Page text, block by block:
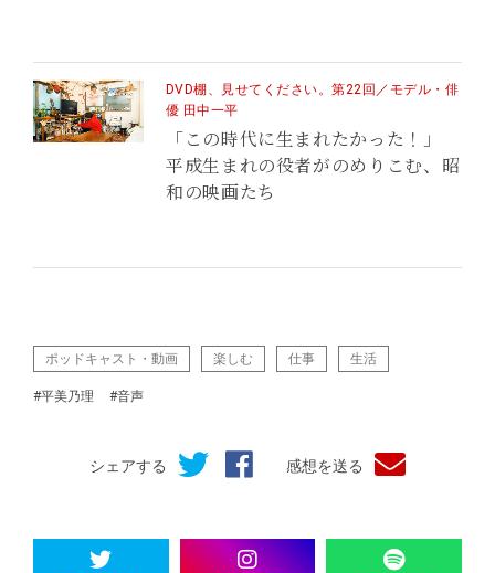
DVD棚、見せてください。第22回／モデル・俳
優 田中一平
「この時代に生まれたかった！」
平成生まれの役者がのめりこむ、昭
和の映画たち
ポッドキャスト・動画 楽しむ 仕事 生活
#平美乃理 #音声
シェアする 感想を送る